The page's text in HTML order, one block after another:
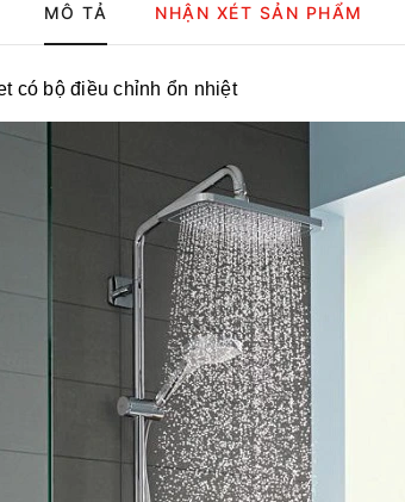
MÔ TẢ NHẬN XÉT SẢN PHẨM
có bộ điều chỉnh ổn nhiệt